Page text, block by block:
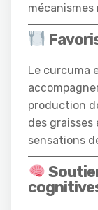
mécanismes
Le curcuma
production
des
sensations